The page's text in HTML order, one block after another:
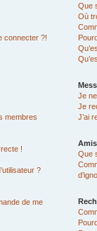
connecter ?!
membres
!
?
de me
Que
Où
Je
Je
J’ai
Que